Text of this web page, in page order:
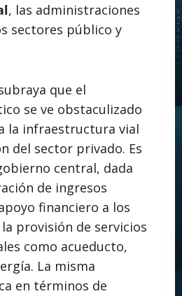
, las administraciones
sectores público y
que el
se ve obstaculizado
la infraestructura vial
del sector privado. Es
central, dada
de ingresos
financiero a los
provisión de servicios
como acueducto,
La misma
en términos de